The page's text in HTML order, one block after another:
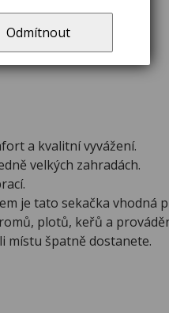
a kvalitní vyvážení.
velkých zahradách.
je tato sekačka vhodná
plotů, keřů a
místu špatně dostanete.
Odmítnout